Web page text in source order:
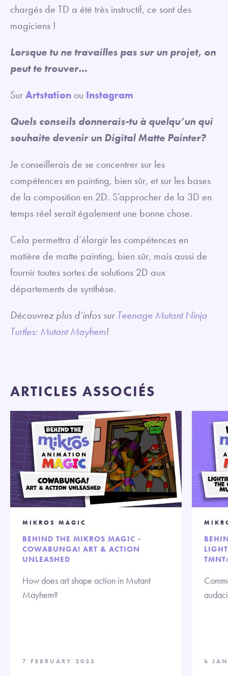
chargés de TD a été très instructif, ce sont des
magiciens !
Lorsque tu ne travailles pas sur un projet, on
peut te trouver…
SurArtstation ou Instagram
Quels conseils donnerais-tu à quelqu’un qui
souhaite devenir un Digital Matte Painter?
Je conseillerais de se concentrer sur les
compétences en painting, bien sûr, et sur les bases
de la composition en 2D. S’approcher de la 3D en
temps réel serait également une bonne chose.
Cela permettra d’élargir les compétences en
matière de matte painting, bien sûr, mais aussi de
fournir toutes sortes de solutions 2D aux
départements de synthèse.
Découvrez plus d’infos sur Teenage Mutant Ninja
Turtles: Mutant Mayhem!
ARTICLES ASSOCIÉS
MIKROS MAGIC
BEHIND THE MIKROS MAGIC -
COWABUNGA! ART & ACTION
UNLEASHED
How does art shape action in Mutant
Mayhem?
7 FEBRUARY 2025 6